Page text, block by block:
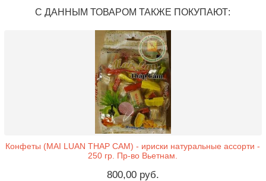
С ДАННЫМ ТОВАРОМ ТАКЖЕ ПОКУПАЮТ:
Конфеты (MAI LUAN THAP CAM) - ириски натуральные ассорти -
250 гр. Пр-во Вьетнам.
800,00 руб.